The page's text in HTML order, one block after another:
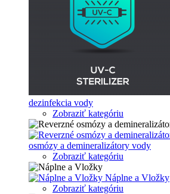
dezinfekcia vody
Zobraziť kategóriu
osmózy a demineralizátory vody
Zobraziť kategóriu
Náplne a Vložky
Zobraziť kategóriu